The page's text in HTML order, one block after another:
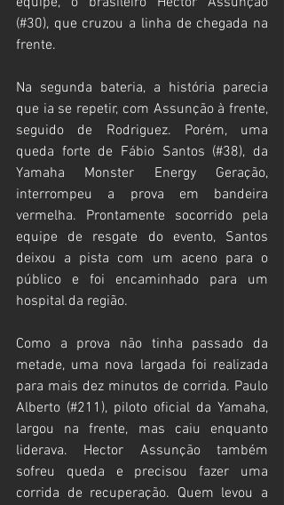
(#30), que cruzou a linha de chegada na
frente.
Na segunda bateria, a história parecia
que ia se repetir, com Assunção à frente,
seguido de Rodriguez. Porém, uma
queda forte de Fábio Santos (#38), da
Yamaha Monster Energy Geração,
interrompeu a prova em bandeira
vermelha. Prontamente socorrido pela
equipe de resgate do evento, Santos
deixou a pista com um aceno para o
público e foi encaminhado para um
hospital da região.
Como a prova não tinha passado da
metade, uma nova largada foi realizada
para mais dez minutos de corrida. Paulo
Alberto (#211), piloto oficial da Yamaha,
largou na frente, mas caiu enquanto
liderava. Hector Assunção também
sofreu queda e precisou fazer uma
corrida de recuperação. Quem levou a